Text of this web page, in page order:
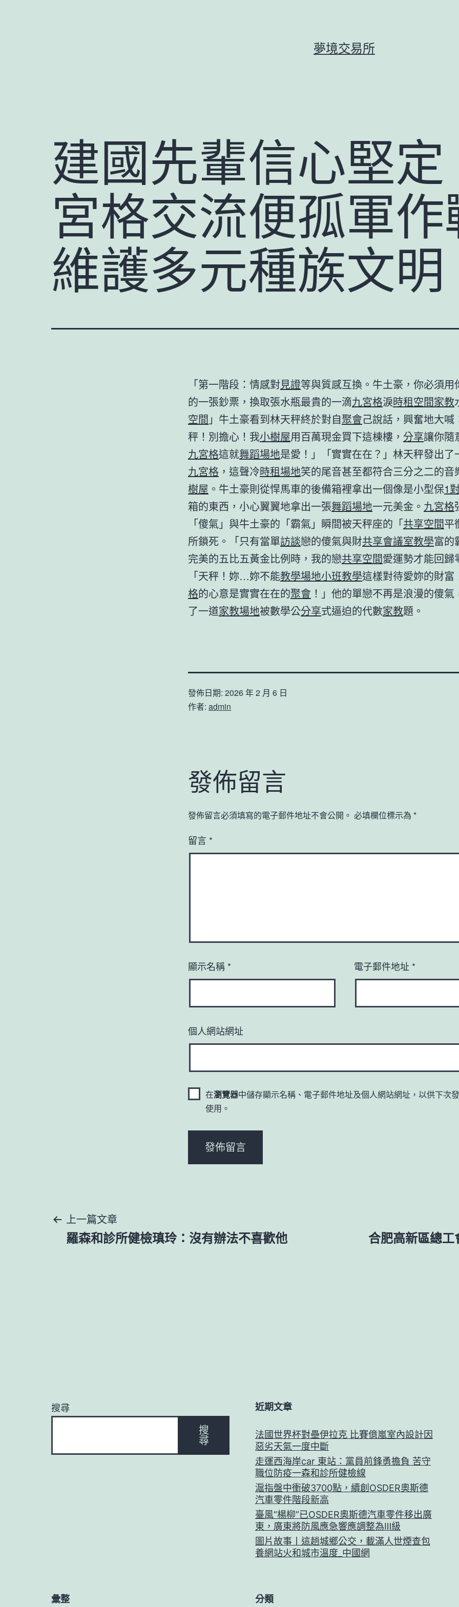
夢境交易所
建國先輩信心堅
宮格交流便孤軍
維護多元種族文明
「第一階段：情感對見證等與質感互換。牛土豪，你必須用
的一張鈔票，換取張水瓶最貴的一滴九宮格淚時租空間家教
空間 」牛土豪看到林天秤終於對自聚會己說話，興奮地大喊
秤！別擔心！我小樹屋用百萬現金買下這棟樓， 分享讓你隨
九宮格這就舞蹈場地是愛！」「實實在在？」林天秤發出了
九宮格 ，這聲冷時租場地笑的尾音甚至都符合三分之二的音
樹屋 。牛土豪則從悍馬車的後備箱裡拿出一個像是小型保1
箱的東西，小心翼翼地拿出一張舞蹈場地一元美金。 九宮格
「傻氣」與牛土豪的「霸氣」瞬間被天秤座的「共享空間平
所鎖死。「只有當單訪談戀的傻氣與財共享會議室教學富的
完美的五比五黃金比例時，我的戀共享空間愛運勢才能回歸
「天秤！妳…妳不能教學場地小班教學這樣對待愛妳的財富
格的心意是實實在在的聚會 ！」他的單戀不再是浪漫的傻氣
了一道家教場地被數學公分享式逼迫的代數家教題。
發佈日期: 2026 年 2 月 6 日
作者: admin
發佈留言
發佈留言必須填寫的電子郵件地址不會公開。 必填欄位標示為 *
留言 *
顯示名稱 * 電子郵件地址 *
個人網站網址
在瀏覽器中儲存顯示名稱、電子郵件地址及個人網站網址，以供下次
使用。
文上一篇文章
羅森和診所健檢瑱玲：沒有辦法不喜歡他
合肥高新區總工
搜尋
搜
尋
近期文章
法國世界杯對壘伊拉克 比賽億嵐室內設計因
惡劣天氣一度中斷
走運西海岸car 東站：黨員前鋒勇擔負 苦守
職位防疫一森和診所健檢線
滬指盤中衝破3700點，續創OSDER奧斯德
汽車零件階段新高
臺風“楊柳”已OSDER奧斯德汽車零件移出廣
東，廣東將防風應急響應調整為Ⅲ級
圖片故事丨這趟城鄉公交，載滿人世煙查包
養網站火和城市溫度_中國網
彙整 分類